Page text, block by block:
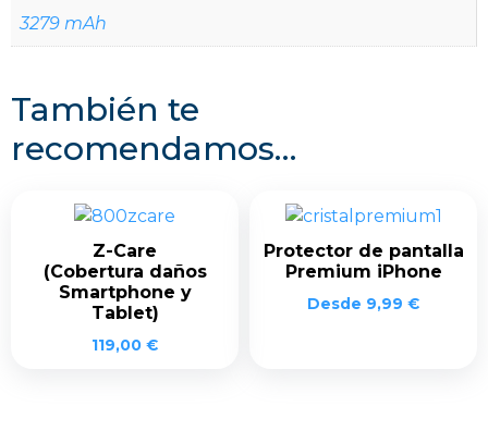
3279 mAh
También te
recomendamos…
Z-Care
(Cobertura daños
Smartphone y
Tablet)
119,00 €
Protector de pantalla
Premium iPhone
Desde 9,99 €